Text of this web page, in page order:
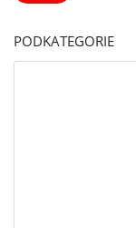
PODKATEGORIE